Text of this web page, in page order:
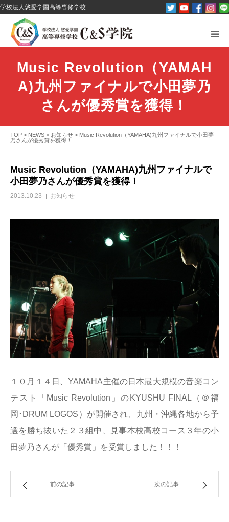
学校法人悠愛学園高等専修学校
Music Revolution（YAMAH
A)九州ファイナルで小田夢乃
さんが優秀賞を獲得！
TOP > NEWS > お知らせ > Music Revolution（YAMAHA)九州ファイナルで小田夢
乃さんが優秀賞を獲得！
Music Revolution（YAMAHA)九州ファイナルで
小田夢乃さんが優秀賞を獲得！
2013.10.23 お知らせ
１０月１４日、YAMAHA主催の日本最大規模の音楽コン
テスト「Music Revolution」のKYUSHU FINAL（＠福
岡･DRUM LOGOS）が開催され、九州・沖縄各地から予
選を勝ち抜いた２３組中、見事本校高校コース３年の小
田夢乃さんが「優秀賞」を受賞しました！！！
前の記事 次の記事
C&S学院とは？
オープンキャンパス
パンフレット資料請求
コース紹介